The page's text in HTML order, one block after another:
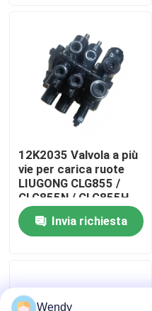
Giro della fabbrica
Controllo di qualità
Contattici
Notizie
Blog
12K2035 Valvola a più
vie per carica ruote
LIUGONG CLG855 /
CLG855N / CLG855H
CLG856 / CLG856H
CLG50CN / CLG50C
Invia richiesta
Wendy